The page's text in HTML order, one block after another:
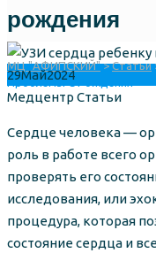
рождения
МЦ "АФИПСКИЙ">Статьи
Проблемы С Рождения
29Май2024
Author
Медцентр Categories
Статьи
Сердце человека —
роль в работе всего
проверять его
исследования, или
процедура, которая
состояние сердца и